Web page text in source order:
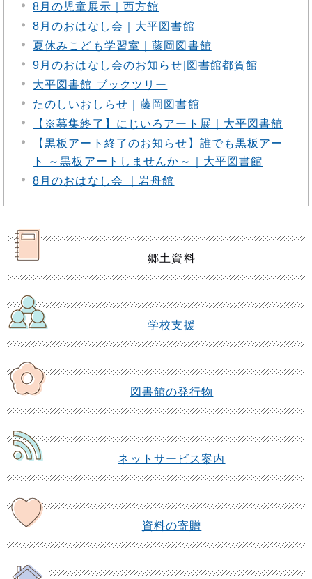
8月の児童展示｜西方館
8月のおはなし会｜大平図書館
夏休みこども学習室｜藤岡図書館
9月のおはなし会のお知らせ|図書館都賀館
大平図書館 ブックツリー
たのしいおしらせ｜藤岡図書館
【※募集終了】にじいろアート展｜大平図書館
【黒板アート終了のお知らせ】誰でも黒板アー
ト ～黒板アートしませんか～｜大平図書館
8月のおはなし会 ｜岩舟館
郷土資料
学校支援
図書館の発行物
ネットサービス案内
資料の寄贈